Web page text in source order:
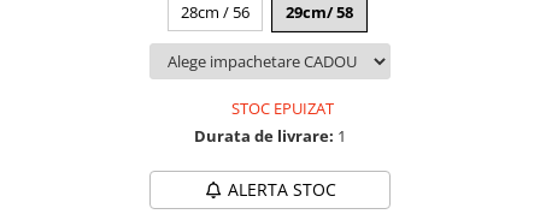
Seturi cadou pentru copii KID's Collection
Lenjerii de pat pentru copii
28cm / 56 29cm/ 58
STOC EPUIZAT
Durata de livrare: 1
ALERTA STOC